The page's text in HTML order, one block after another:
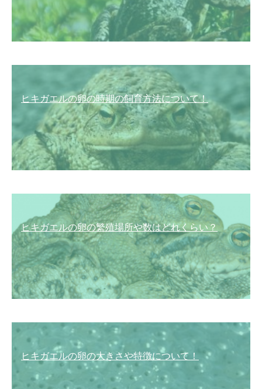
ヒキガエルの卵の時期の飼育方法について！
ヒキガエルの卵の繁殖場所や数はどれくらい？
ヒキガエルの卵の大きさや特徴について！